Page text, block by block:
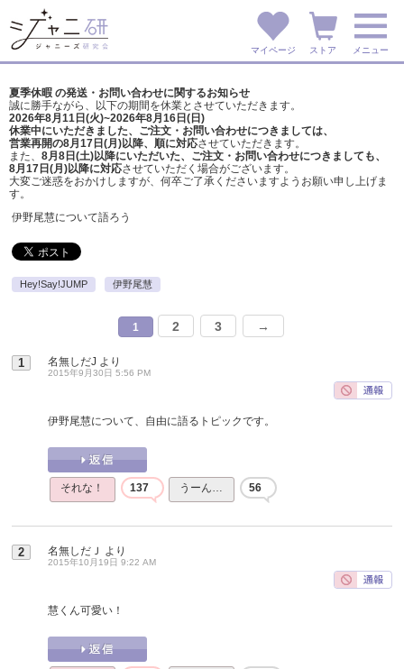
マイページ ストア メニュー
夏季休暇 の発送・お問い合わせに関するお知らせ
誠に勝手ながら、以下の期間を休業とさせていただきます。
2026年8月11日(火)~2026年8月16日(日)
休業中にいただきました、ご注文・お問い合わせにつきましては、
営業再開の8月17日(月)以降、順に対応させていただきます。
また、 8月8日(土)以降にいただいた、ご注文・ お問い合わせにつきましても、
8月17日(月)以降に対応させていただく場合がございます。
大変ご迷惑をおかけしますが、 何卒ご了承くださいますようお願い申し上げま
す。
伊野尾慧について語ろう
Hey!Say!JUMP 伊野尾慧
1 2 3 →
1 名無しだJ より
2015年9月30日 5:56 PM
伊野尾慧について、自由に語るトピックです。
それな！ 137 うーん… 56
2 名無しだＪ より
2015年10月19日 9:22 AM
慧くん可愛い！